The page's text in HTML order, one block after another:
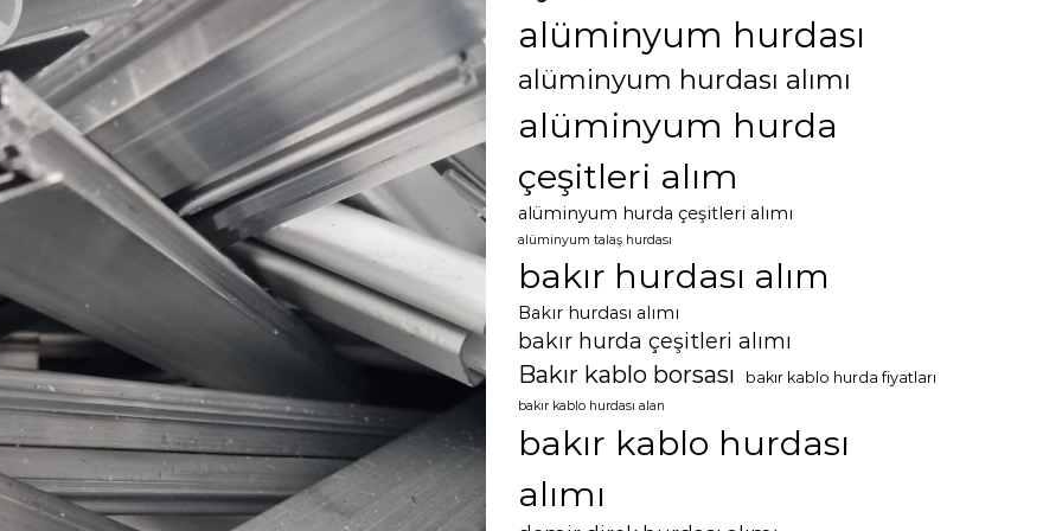
alüminyum hurdası
alüminyum hurdası alımı
alüminyum hurda
çeşitleri alım
alüminyum hurda çeşitleri alımı
alüminyum talaş hurdası
bakır hurdası alım
Bakır hurdası alımı
bakır hurda çeşitleri alımı
Bakır kablo borsası bakır kablo hurda fiyatları
bakır kablo hurdası alan
bakır kablo hurdası
alımı